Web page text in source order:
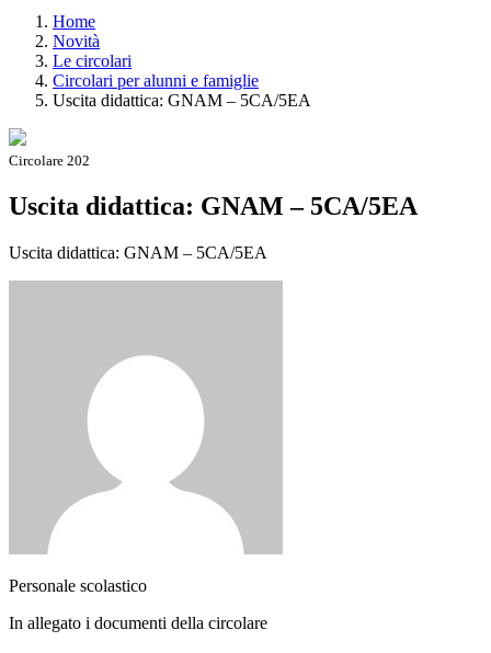
Home
Novità
Le circolari
Circolari per alunni e famiglie
Uscita didattica: GNAM – 5CA/5EA
Circolare 202
Uscita didattica: GNAM – 5CA/5EA
Uscita didattica: GNAM – 5CA/5EA
Personale scolastico
In allegato i documenti della circolare